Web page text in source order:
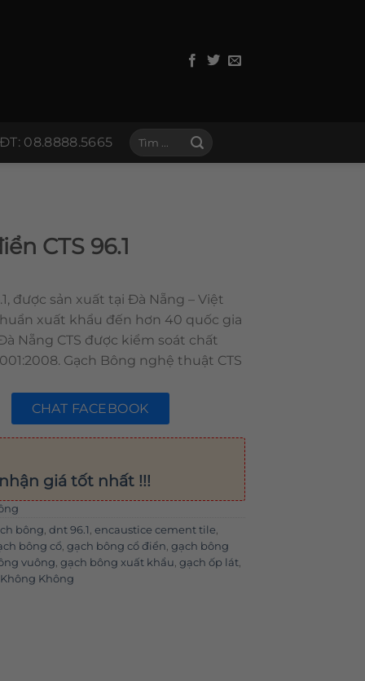
ĐT: 08.8888.5665
Tìm
CTS 96.1
được sản xuất tại Đà Nẵng – Việt
xuất khẩu đến hơn 40 quốc gia
Nẵng CTS được kiểm soát chất
Gạch Bông nghệ thuật CTS
CHAT FACEBOOK
giá tốt nhất !!!
bông, dnt 96.1 , encaustice cement tile,
bông cổ, gạch bông cổ điển, gạch bông
vuông, gạch bông xuất khẩu, gạch ốp lát,
Không